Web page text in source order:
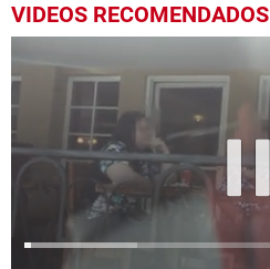
VIDEOS RECOMENDADOS